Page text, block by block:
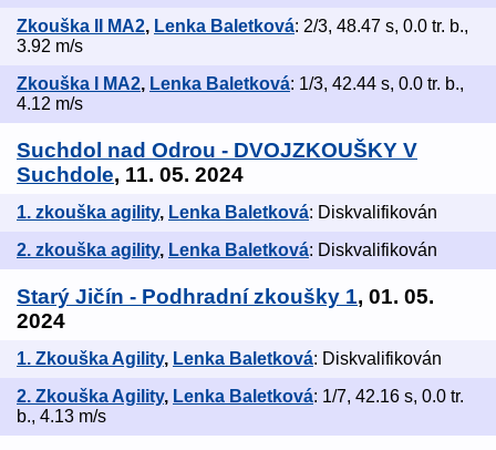
Zkouška II MA2, Lenka Baletková: 2/3, 48.47 s, 0.0 tr. b.,
3.92 m/s
Zkouška I MA2, Lenka Baletková: 1/3, 42.44 s, 0.0 tr. b.,
4.12 m/s
Suchdol nad Odrou - DVOJZKOUŠKY V
Suchdole, 11. 05. 2024
1. zkouška agility, Lenka Baletková: Diskvalifikován
2. zkouška agility, Lenka Baletková: Diskvalifikován
Starý Jičín - Podhradní zkoušky 1, 01. 05.
2024
1. Zkouška Agility, Lenka Baletková: Diskvalifikován
2. Zkouška Agility, Lenka Baletková: 1/7, 42.16 s, 0.0 tr.
b., 4.13 m/s